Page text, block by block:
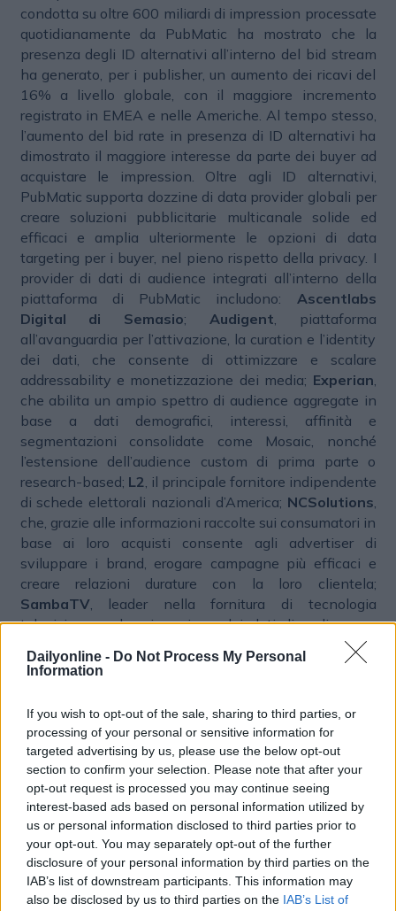
Dailyonline - Do Not Process My Personal
Information
If you wish to opt-out of the sale, sharing to third parties, or
processing of your personal or sensitive information for
targeted advertising by us, please use the below opt-out
section to confirm your selection. Please note that after your
opt-out request is processed you may continue seeing
interest-based ads based on personal information utilized by
us or personal information disclosed to third parties prior to
your opt-out. You may separately opt-out of the further
disclosure of your personal information by third parties on the
IAB’s list of downstream participants. This information may
also be disclosed by us to third parties on the IAB’s List of
condotta su oltre 600 miliardi di impression processate
quotidianamente da PubMatic ha mostrato che la
presenza degli ID alternativi all’interno del bid stream
ha generato, per i publisher, un aumento dei ricavi del
16% a livello globale, con il maggiore incremento
registrato in EMEA e nelle Americhe. Al tempo stesso,
l’aumento del bid rate in presenza di ID alternativi ha
dimostrato il maggiore interesse da parte dei buyer ad
acquistare le impression. Oltre agli ID alternativi,
PubMatic supporta dozzine di data provider globali per
creare soluzioni pubblicitarie multicanale solide ed
efficaci e amplia ulteriormente le opzioni di data
targeting per i buyer, nel pieno rispetto della privacy. I
provider di dati di audience integrati all’interno della
piattaforma di PubMatic includono: Ascentlabs
Digital di Semasio; Audigent, piattaforma
all’avanguardia per l’attivazione, la curation e l’identity
dei dati, che consente di ottimizzare e scalare
addressability e monetizzazione dei media; Experian,
che abilita un ampio spettro di audience aggregate in
base a dati demografici, interessi, affinità e
segmentazioni consolidate come Mosaic, nonché
l’estensione dell’audience custom di prima parte o
research-based; L2, il principale fornitore indipendente
di schede elettorali nazionali d’America; NCSolutions,
che, grazie alle informazioni raccolte sui consumatori in
base ai loro acquisti consente agli advertiser di
sviluppare i brand, erogare campagne più efficaci e
creare relazioni durature con la loro clientela;
SambaTV, leader nella fornitura di tecnologia
televisiva per la misurazione dei dati di audience e
United Internet Media, il
cui Target Group Planner eroga messaggi pubblicitari
conta 38 milioni di utenti unici mensili.
Partnership collaborative
A completamento dell’offerta di addressability,
Connect supporta anche le soluzioni contestuali di
oltre una dozzina di provider globali comeCaptify,
Proximic by Comscore e Seedtag. Inoltre, la
soluzione si integra con diversi altri fornitori di dati,
come la piattaforma di misurazione e ottimizzazione
dell’attention,Playground xyz, e lo specialista dello